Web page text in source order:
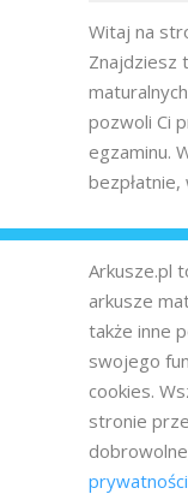
Witaj na
Znajdziesz
pozwoli Ci
egzaminu.
bezpłatnie,
Arkusze.pl
arkusze
także inne
swojego
cookies.
stronie
prywatności